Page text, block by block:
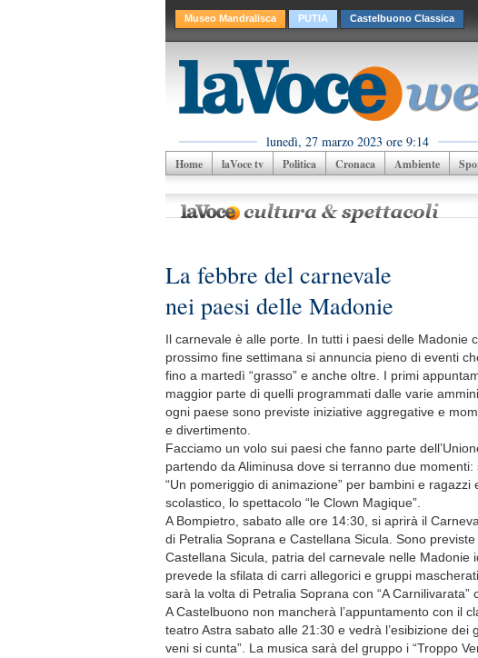
Museo Mandralisca PUTIA Castelbuono Classica
lunedì, 27 marzo 2023 ore 9:14
Home laVoce tv Politica Cronaca Ambiente
La febbre del carnevale
nei paesi delle Madonie
Il carnevale è alle porte. In tutti i paesi delle Madonie
prossimo fine settimana si annuncia pieno di eventi
fino a martedì “grasso” e anche oltre. I primi
maggior parte di quelli programmati dalle varie
ogni paese sono previste iniziative aggregative e
e divertimento.
Facciamo un volo sui paesi che fanno parte
partendo da Aliminusa dove si terranno due
“Un pomeriggio di animazione” per bambini e
scolastico, lo spettacolo “le Clown Magique”.
A Bompietro, sabato alle ore 14:30, si aprirà il
di Petralia Soprana e Castellana Sicula. Sono
Castellana Sicula, patria del carnevale nelle
prevede la sfilata di carri allegorici e gruppi
sarà la volta di Petralia Soprana con “A Carnilivarata”
A Castelbuono non mancherà l’appuntamento con il
teatro Astra sabato alle 21:30 e vedrà l’esibizione dei
veni si cunta”. La musica sarà del gruppo i “Troppo